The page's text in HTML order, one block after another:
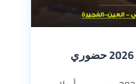
أفضل معهد إنجليزي في العين 2026 حضوري